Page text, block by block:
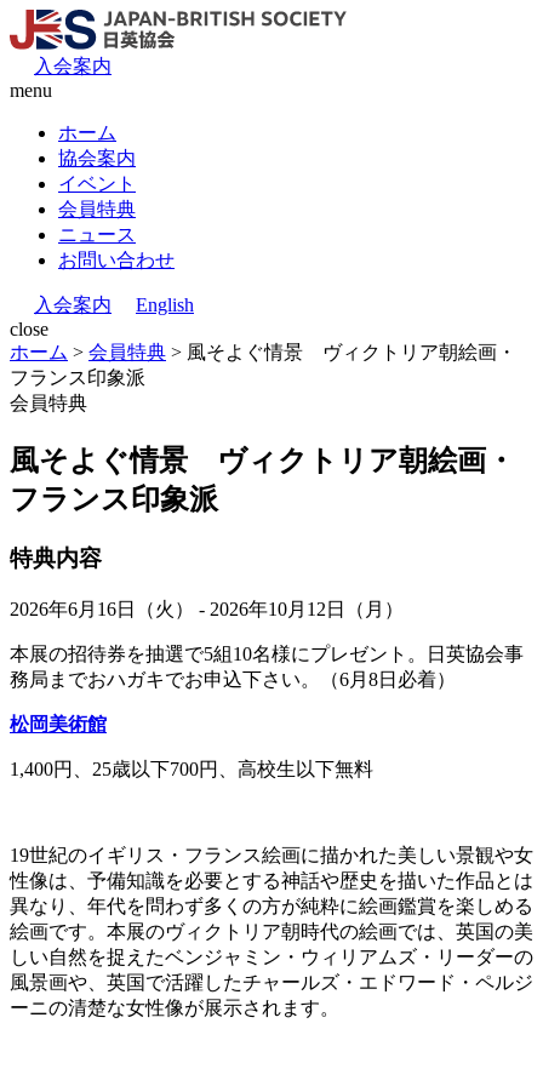
入会案内
menu
ホーム
協会案内
イベント
会員特典
ニュース
お問い合わせ
入会案内
English
close
ホーム > 会員特典 > 風そよぐ情景 ヴィクトリア朝絵画・
フランス印象派
会員特典
風そよぐ情景 ヴィクトリア朝絵画・
フランス印象派
特典内容
2026年6月16日（火） - 2026年10月12日（月）
本展の招待券を抽選で5組10名様にプレゼント。日英協会事
務局までおハガキでお申込下さい。（6月8日必着）
松岡美術館
1,400円、25歳以下700円、高校生以下無料
19世紀のイギリス・フランス絵画に描かれた美しい景観や女
性像は、予備知識を必要とする神話や歴史を描いた作品とは
異なり、年代を問わず多くの方が純粋に絵画鑑賞を楽しめる
絵画です。本展のヴィクトリア朝時代の絵画では、英国の美
しい自然を捉えたベンジャミン・ウィリアムズ・リーダーの
風景画や、英国で活躍したチャールズ・エドワード・ペルジ
ーニの清楚な女性像が展示されます。